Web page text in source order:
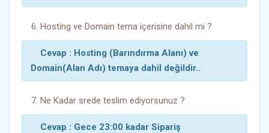
6. Hosting ve Domain tema içerisine dahil mi ?
Cevap : Hosting (Barındırma Alanı) ve
Domain(Alan Adı) temaya dahil değildir..
7. Ne Kadar srede teslim ediyorsunuz ?
Cevap : Gece 23:00 kadar Sipariş